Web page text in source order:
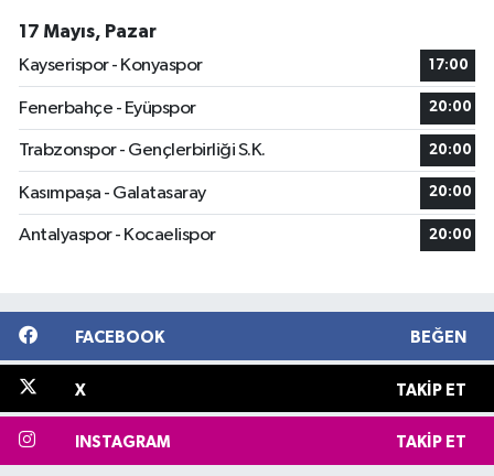
17 Mayıs, Pazar
Kayserispor - Konyaspor
17:00
Fenerbahçe - Eyüpspor 20:00
Trabzonspor - Gençlerbirliği S.K. 20:00
Kasımpaşa - Galatasaray 20:00
Antalyaspor - Kocaelispor 20:00
FACEBOOK BEĞEN
X TAKIP ET
INSTAGRAM TAKIP ET